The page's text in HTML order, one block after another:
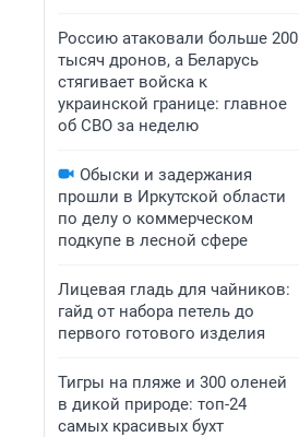
Россию атаковали больше 200
тысяч дронов, а Беларусь
стягивает войска к
украинской границе: главное
об СВО за неделю
Обыски и задержания
прошли в Иркутской области
по делу о коммерческом
подкупе в лесной сфере
Лицевая гладь для чайников:
гайд от набора петель до
первого готового изделия
Тигры на пляже и 300 оленей
в дикой природе: топ-24
самых красивых бухт